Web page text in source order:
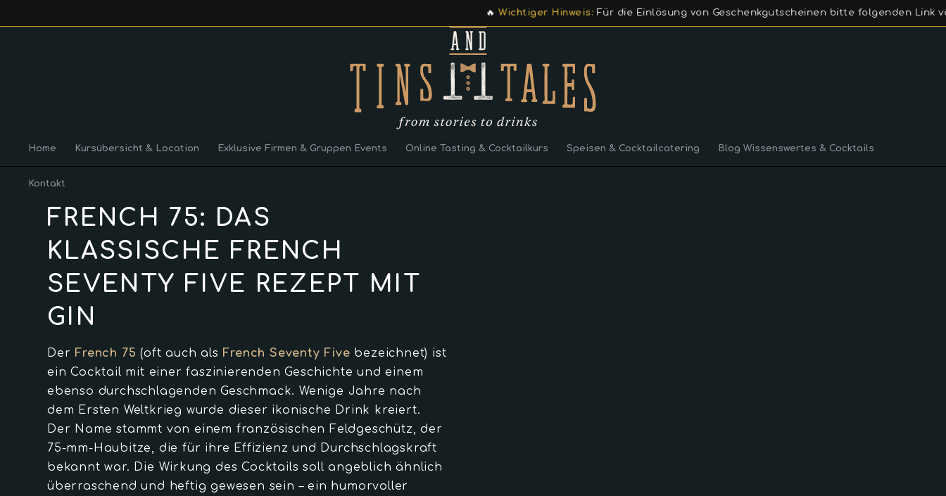
Wichtiger Hinweis:Für die Einlösung von Geschenkgutscheinen bitte folgenden Link verwenden:
Home Kursübersicht & Location Exklusive Firmen & Gruppen Events Online Tasting & Cocktailkurs Speisen & Cocktailcatering Blog Wissenswertes & Cocktails
Kontakt
FRENCH 75: DAS
KLASSISCHE FRENCH
SEVENTY FIVE REZEPT MIT
GIN
Der French 75 (oft auch als French Seventy Five bezeichnet) ist
ein Cocktail mit einer faszinierenden Geschichte und einem
ebenso durchschlagenden Geschmack. Wenige Jahre nach
dem Ersten Weltkrieg wurde dieser ikonische Drink kreiert.
Der Name stammt von einem französischen Feldgeschütz, der
75-mm-Haubitze, die für ihre Effizienz und Durchschlagskraft
bekannt war. Die Wirkung des Cocktails soll angeblich ähnlich
überraschend und heftig gewesen sein – ein humorvoller